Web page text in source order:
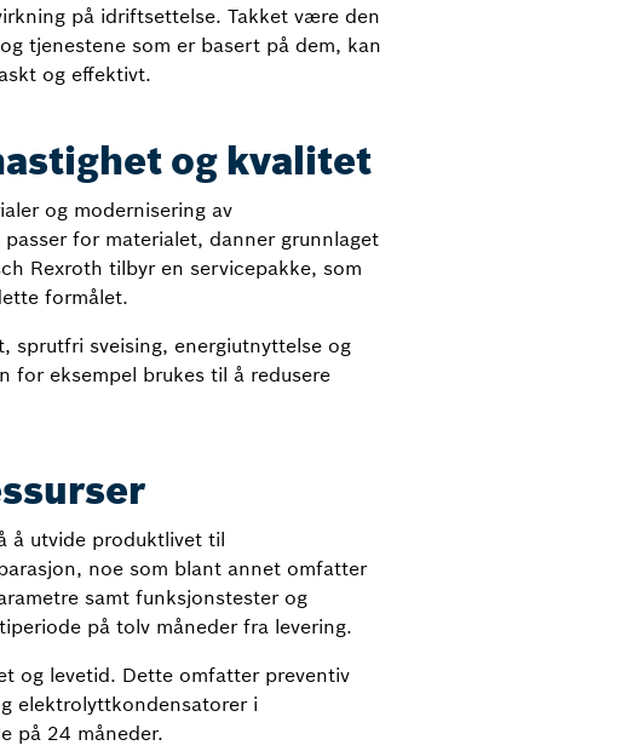
på idriftsettelse. Takket være den
tjenestene som er basert på dem, kan
og effektivt.
og kvalitet
og modernisering av
for materialet, danner grunnlaget
Rexroth tilbyr en servicepakke, som
formålet.
sprutfri sveising, energiutnyttelse og
for eksempel brukes til å redusere
å utvide produktlivet til
noe som blant annet omfatter
samt funksjonstester og
på tolv måneder fra levering.
og levetid. Dette omfatter preventiv
elektrolyttkondensatorer i
på 24 måneder.